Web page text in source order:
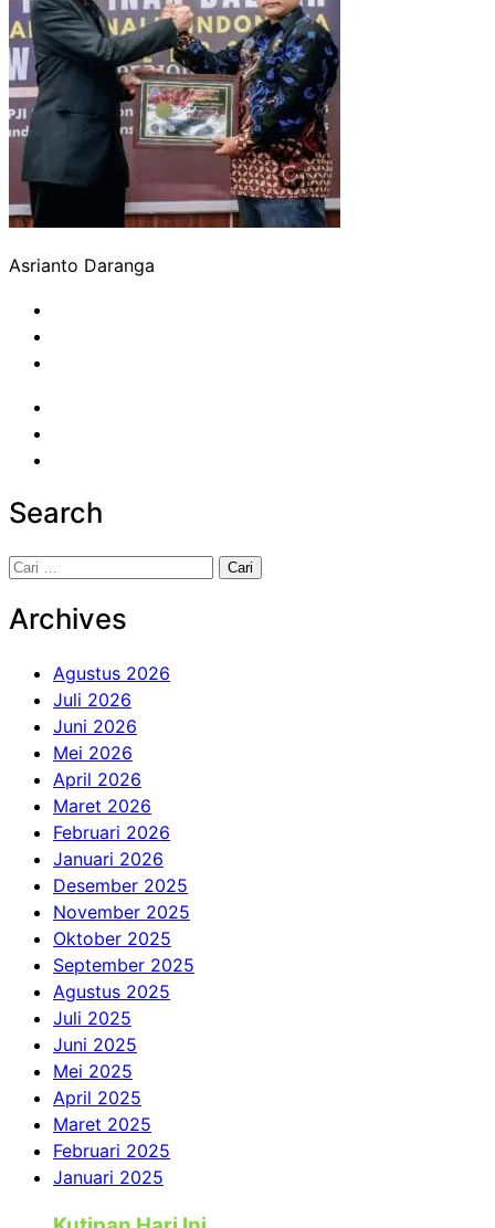
Asrianto Daranga
Search
Cari
Archives
Agustus 2026
Juli 2026
Juni 2026
Mei 2026
April 2026
Maret 2026
Februari 2026
Januari 2026
Desember 2025
November 2025
Oktober 2025
September 2025
Agustus 2025
Juli 2025
Juni 2025
Mei 2025
April 2025
Maret 2025
Februari 2025
Januari 2025